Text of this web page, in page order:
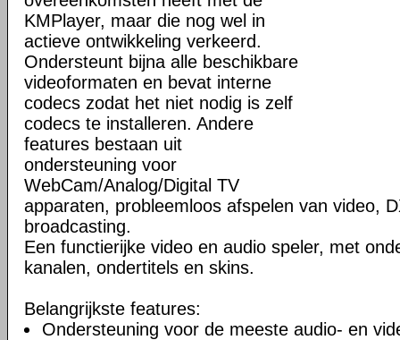
KMPlayer, maar die nog wel in
actieve ontwikkeling verkeerd.
Ondersteunt bijna alle beschikbare
videoformaten en bevat interne
codecs zodat het niet nodig is zelf
codecs te installeren. Andere
features bestaan uit
ondersteuning voor
WebCam/Analog/Digital TV
apparaten, probleemloos afspelen van video,
broadcasting.
Een functierijke video en audio speler, met
kanalen, ondertitels en skins.
Belangrijkste features:
Ondersteuning voor de meeste audio- en